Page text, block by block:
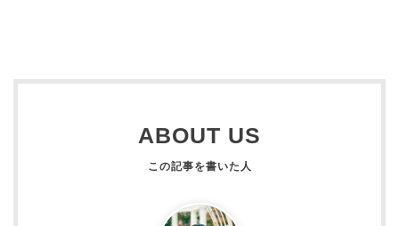
ABOUT US